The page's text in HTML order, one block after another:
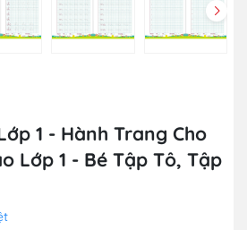
1 - Hành Trang Cho
Lớp 1 - Bé Tập Tô, Tập